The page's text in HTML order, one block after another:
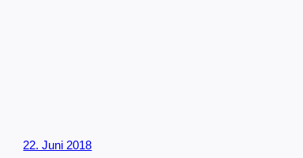
22. Juni 2018